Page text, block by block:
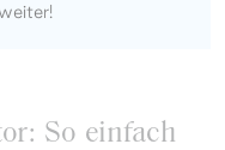
So einfach